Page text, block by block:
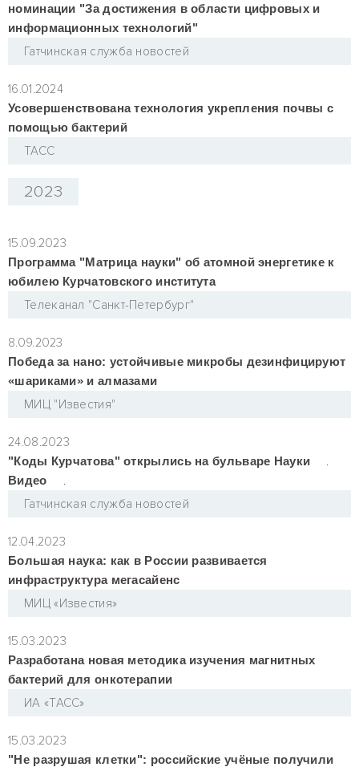
номинации "За достижения в области цифровых и
информационных технологий"
Гатчинская служба новостей
16.01.2024
Усовершенствована технология укрепления почвы с
помощью бактерий
ТАСС
2023
15.09.2023
Программа "Матрица науки" об атомной энергетике к
юбилею Курчатовского института
Телеканал "Санкт-Петербург"
8.09.2023
Победа за нано: устойчивые микробы дезинфицируют
«шариками» и алмазами
МИЦ "Известия"
24.08.2023
"Коды Курчатова" открылись на бульваре Науки
Видео
Гатчинская служба новостей
12.04.2023
Большая наука: как в России развивается
инфраструктура мегасайенс
МИЦ «Известия»
15.03.2023
Разработана новая методика изучения магнитных
бактерий для онкотерапии
ИА «ТАСС»
15.03.2023
"Не разрушая клетки": российские учёные получили